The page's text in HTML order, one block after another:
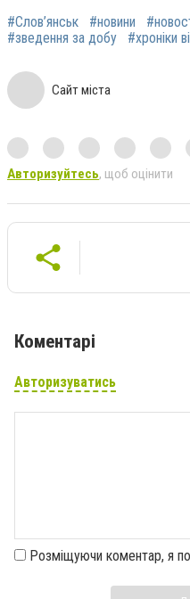
#Слов’янськ #новини
#зведення за добу
#хроніки
Сайт міста
Авторизуйтесь, щоб оцінити
Коментарі
Авторизуватись
Розміщуючи коментар, я